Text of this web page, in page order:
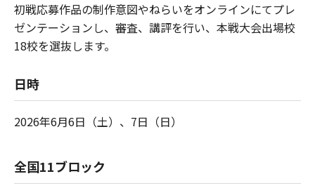
初戦応募作品の制作意図やねらいをオンラインにてプレ
ゼンテーションし、審査、講評を⾏い、本戦⼤会出場校
18校を選抜します。
日時
2026年6月6日（土）、7日（日）
全国11ブロック